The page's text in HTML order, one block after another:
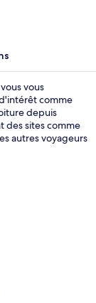
vous
comme
depuis
des sites comme
autres voyageurs
l'hébergement
est accessible
à 5 min à pied.